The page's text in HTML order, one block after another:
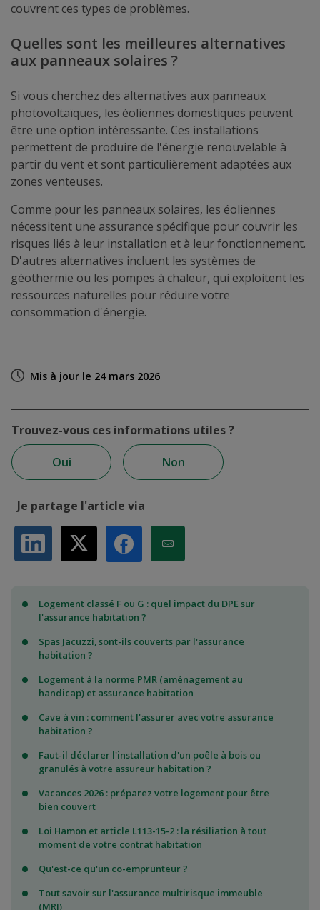
couvrent ces types de problèmes.
Quelles sont les meilleures alternatives
aux panneaux solaires ?
Si vous cherchez des alternatives aux panneaux
photovoltaïques, les éoliennes domestiques peuvent
être une option intéressante. Ces installations
permettent de produire de l'énergie renouvelable à
partir du vent et sont particulièrement adaptées aux
zones venteuses.
Comme pour les panneaux solaires, les éoliennes
nécessitent une assurance spécifique pour couvrir les
risques liés à leur installation et à leur fonctionnement.
D'autres alternatives incluent les systèmes de
géothermie ou les pompes à chaleur, qui exploitent les
ressources naturelles pour réduire votre
consommation d'énergie.
Mis à jour le 24 mars 2026
Trouvez-vous ces informations utiles ?
Oui Non
Je partage l'article via
Partager sur LinkedIn
Partager sur XPartager sur Facebook
Partager par Email
Logement classé F ou G : quel impact du DPE sur
l'assurance habitation ?
Spas Jacuzzi, sont-ils couverts par l'assurance
habitation ?
Logement à la norme PMR (aménagement au
handicap) et assurance habitation
Cave à vin : comment l'assurer avec votre assurance
habitation ?
Faut-il déclarer l'installation d'un poêle à bois ou
granulés à votre assureur habitation ?
Vacances 2026 : préparez votre logement pour être
bien couvert
Loi Hamon et article L113-15-2 : la résiliation à tout
moment de votre contrat habitation
Qu'est-ce qu'un co-emprunteur ?
Tout savoir sur l'assurance multirisque immeuble
(MRI)